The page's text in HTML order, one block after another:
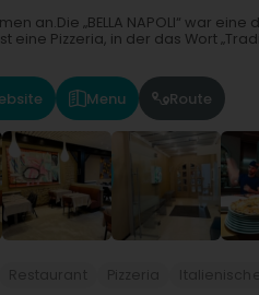
an.Die „BELLA NAPOLI“ war
eine Pizzeria, in der das Wort
Menu Route